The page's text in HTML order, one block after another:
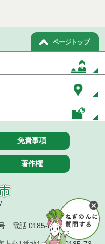
ページトップ
免責事項
著作権
電話 0185-52-2111